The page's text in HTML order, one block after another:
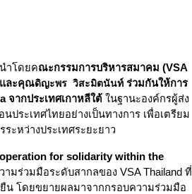
ำโดยคณะกรรมการบริหารสมาคม (VSA
ละคุณดิญะพร วิสะมิตนันท์ร่วมกันให้การ
จากประเทศเกาหลีใต้ ในฐานะองค์กรผู้ส่ง
ประเทศไทยอย่างเป็นทางการ เพื่อเตรียม
ะหว่างประเทศระยะยาว
for solidarity within the
มร่วมมือระดับสากลของ VSA Thailand ที่
น โดยขยายผลมาจากกรอบความร่วมมือ